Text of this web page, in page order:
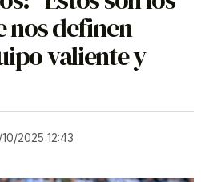
nos definen
valiente y
2025 12:43